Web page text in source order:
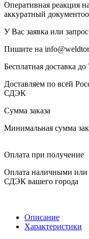
Оперативная реакция
аккуратный
У Вас заявка или
Пишите на
Бесплатная доставка
Доставляем по всей
СДЭК
Сумма заказа
Минимальная сумма
Оплата при получение
Оплата наличными или
СДЭК вашего города
Описание
Характеристики